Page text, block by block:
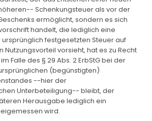
Schenkungsteuer als vor der
ermöglicht, sondern es sich
handelt, die lediglich eine
festgesetzten Steuer auf
vorsieht, hat es zu Recht
Falle des § 29 Abs. 2 ErbStG bei der
(begünstigten)
--hier der
Unterbeteiligung-- bleibt, der
Herausgabe lediglich ein
wird.